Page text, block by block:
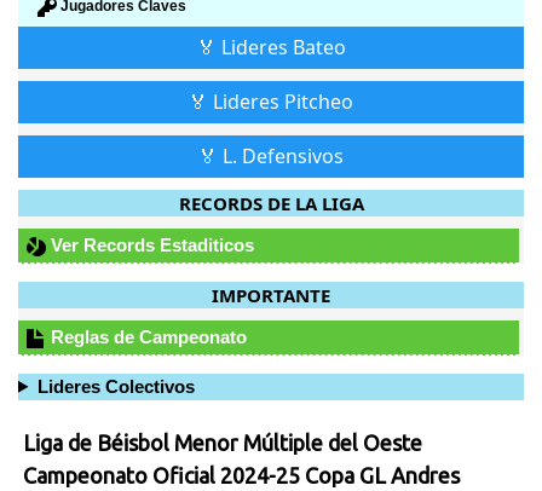
Jugadores Claves
🏅 Lideres Bateo
🏅 Lideres Pitcheo
🏅 L. Defensivos
RECORDS DE LA LIGA
Ver Records Estaditicos
IMPORTANTE
Reglas de Campeonato
Lideres Colectivos
Liga de Béisbol Menor Múltiple del Oeste
Campeonato Oficial 2024-25 Copa GL Andres